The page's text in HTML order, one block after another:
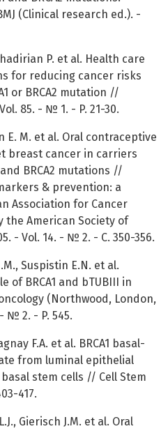
(Clinical research ed.). -
P. et al. Health care
for reducing cancer risks
or BRCA2 mutation //
85. - № 1. - P. 21-30.
E. M. et al. Oral contraceptive
breast cancer in carriers
BRCA2 mutations //
& prevention: a
Association for Cancer
the American Society of
- Vol. 14. - № 2. - C. 350-356.
Suspistin E.N. et al.
of BRCA1 and bTUBIII in
(Northwood, London,
№ 2. - P. 545.
F.A. et al. BRCA1 basal-
from luminal epithelial
stem cells // Cell Stem
417.
Gierisch J.M. et al. Oral